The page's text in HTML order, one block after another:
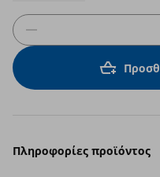
Πληροφορίες προϊόντος